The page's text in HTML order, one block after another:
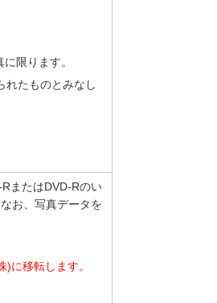
限ります。
れたものとみなし
またはDVD-Rのい
お、写真データを
に移転します。